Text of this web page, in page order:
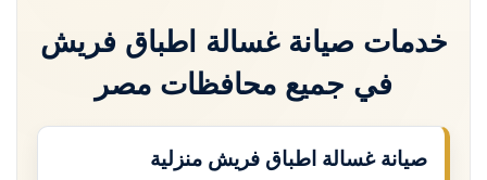
خدمات صيانة غسالة اطباق فريش
في جميع محافظات مصر
صيانة غسالة اطباق فريش منزلية